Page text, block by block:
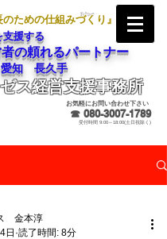
のための仕組みづくり』
支援する
の頼れるパートナー
愛知 長久手
ス経営支援事務所
お気軽にお問い合わせ下さい
☎ 080-3007-1789
受付時間 9:00～18:00(土日祝除く)
金本淳
日 読了時間: 8分